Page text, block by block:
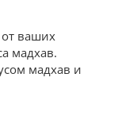
ваших
мадхав.
мадхав и